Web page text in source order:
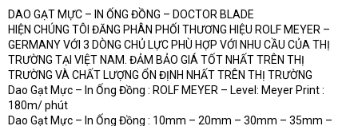
DAO GẠT MỰC – IN ỐNG ĐỒNG – DOCTOR BLADE
HIỆN CHÚNG TÔI ĐĂNG PHÂN PHỐI THƯƠNG HIỆU ROLF MEYER –
GERMANY VỚI 3 DÒNG CHỦ LỰC PHÙ HỢP VỚI NHU CẦU CỦA THỊ
TRƯỜNG TẠI VIỆT NAM. ĐẢM BẢO GIÁ TỐT NHẤT TRÊN THỊ
TRƯỜNG VÀ CHẤT LƯỢNG ỔN ĐỊNH NHẤT TRÊN THỊ TRƯỜNG
Dao Gạt Mực – In Ống Đồng : ROLF MEYER – Level: Meyer Print :
180m/ phút
Dao Gạt Mực – In Ống Đồng : 10mm – 20mm – 30mm – 35mm –